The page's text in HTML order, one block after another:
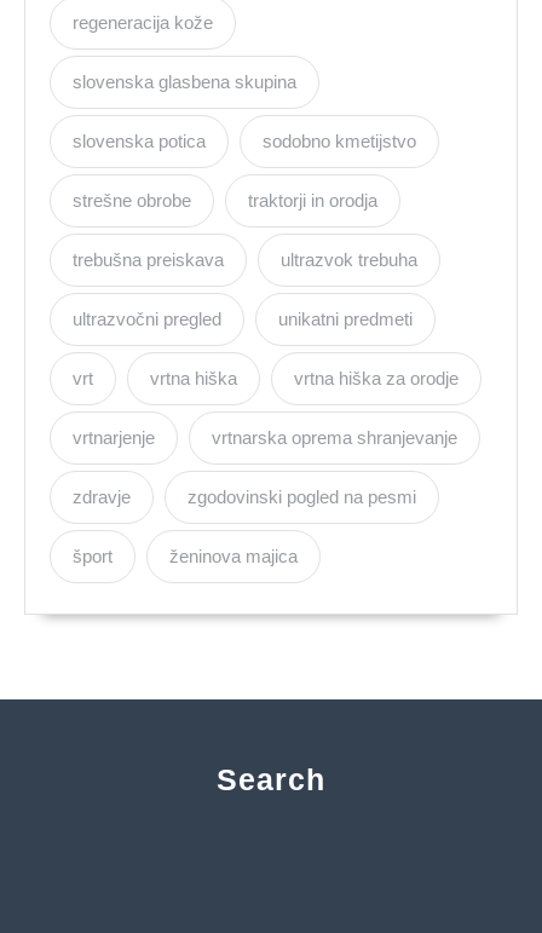
regeneracija kože
slovenska glasbena skupina
slovenska potica sodobno kmetijstvo
strešne obrobe traktorji in orodja
trebušna preiskava ultrazvok trebuha
ultrazvočni pregled unikatni predmeti
vrt vrtna hiška vrtna hiška za orodje
vrtnarjenje vrtnarska oprema shranjevanje
zdravje zgodovinski pogled na pesmi
šport ženinova majica
Search